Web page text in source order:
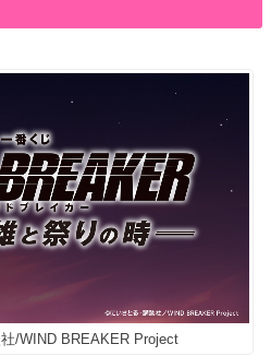
/WIND BREAKER Project